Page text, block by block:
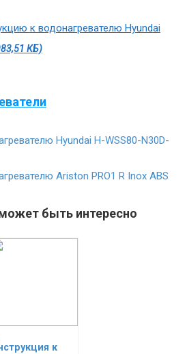
к водонагревателю Hyundai
КБ)
Hyundai H-WSS80-N30D-
Ariston PRO1 R Inox ABS
быть интересно
к